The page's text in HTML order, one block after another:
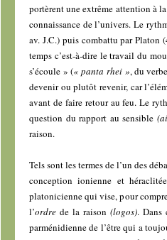
portèrent une extrême attention à
connaissance de l’univers. Le
av. J.C.) puis combattu par Platon
temps c’est-à-dire le travail du
s’écoule » (« panta rhei », du
devenir ou plutôt revenir, car
avant de faire retour au feu. Le
question du rapport au sensible
raison.
Tels sont les termes de l’un des
conception ionienne et
platonicienne qui vise, pour
l’ordrede la raison(logos). Dans
parménidienne de l’être qui a